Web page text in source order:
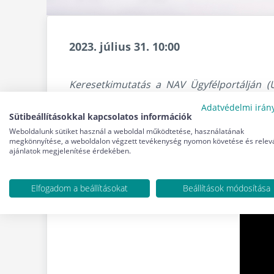
2023. július 31. 10:00
Keresetkimutatás a NAV Ügyfélportálján
Adatvédelmi
Sütibeállításokkal kapcsolatos információk
Weboldalunk sütiket használ a weboldal működtetése, használatának
megkönnyítése, a weboldalon végzett tevékenység nyomon követése és
ajánlatok megjelenítése érdekében.
Elfogadom a beállításokat Beállítások módosítása